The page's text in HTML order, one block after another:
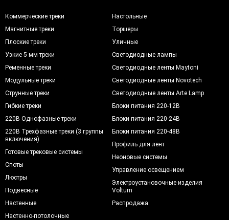
Коммерческие треки
Магнитные треки
Плоские треки
Узкие 5 мм треки
Ременные треки
Модульные треки
Струнные треки
Гибкие треки
220В Однофазные треки
220В Трехфазные треки (3 группы
включения)
Готовые трековые системы
Споты
Люстры
Подвесные
Настенные
Настенно-потолочные
Настольные
Торшеры
Уличные
Светодиодные лампы
Светодиодные ленты Maytoni
Светодиодные ленты Novotech
Светодиодные ленты Arte Lamp
Блоки питания 220-12В
Блоки питания 220-24В
Блоки питания 220-48В
Профиль для лент
Неоновые системы
Управление освещением
Электроустановочные изделия
Voltum
Распродажа